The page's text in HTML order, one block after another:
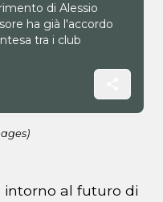
di Alessio
ha già l'accordo
tra i club
intorno al futuro di